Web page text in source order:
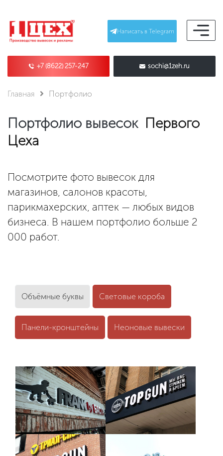
Написать в Telegram
+7 (8622) 257-247 sochi@1zeh.ru
Главная Портфолио
Портфолио вывесок Первого
Цеха
Посмотрите фото вывесок для
магазинов, салонов красоты,
парикмахерских, аптек — любых видов
бизнеса. В нашем портфолио больше 2
000 работ.
Объёмные буквы Световые короба
Панели-кронштейны Неоновые вывески